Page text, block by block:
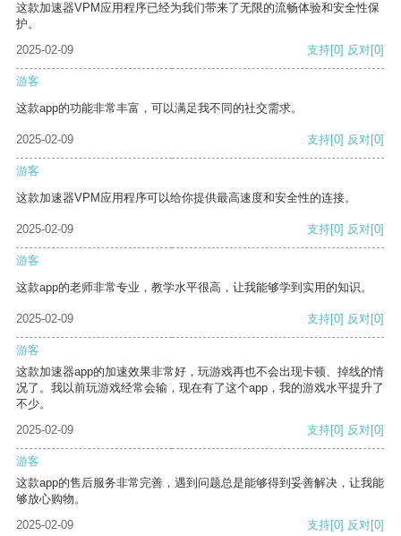
这款加速器VPM应用程序已经为我们带来了无限的流畅体验和安全性保
护。
2025-02-09
支持[0] 反对[0]
游客
这款app的功能非常丰富，可以满足我不同的社交需求。
2025-02-09 支持[0] 反对[0]
游客
这款加速器VPM应用程序可以给你提供最高速度和安全性的连接。
2025-02-09 支持[0] 反对[0]
游客
这款app的老师非常专业，教学水平很高，让我能够学到实用的知识。
2025-02-09 支持[0] 反对[0]
游客
这款加速器app的加速效果非常好，玩游戏再也不会出现卡顿、掉线的情
况了。我以前玩游戏经常会输，现在有了这个app，我的游戏水平提升了
不少。
2025-02-09
支持[0] 反对[0]
游客
这款app的售后服务非常完善，遇到问题总是能够得到妥善解决，让我能
够放心购物。
2025-02-09
支持[0] 反对[0]